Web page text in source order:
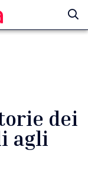
dei
agli